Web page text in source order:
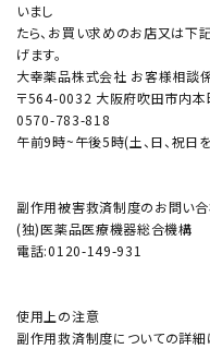
いまし
たら、お買い求めのお店又は下
げます。
大幸薬品株式会社 お客様相談
〒564-0032 大阪府吹田市内
0570-783-818
午前9時~午後5時(土、日、祝日
副作用被害救済制度のお問い
(独)医薬品医療機器総合機構
電話:0120-149-931
使用上の注意
副作用救済制度についての詳細